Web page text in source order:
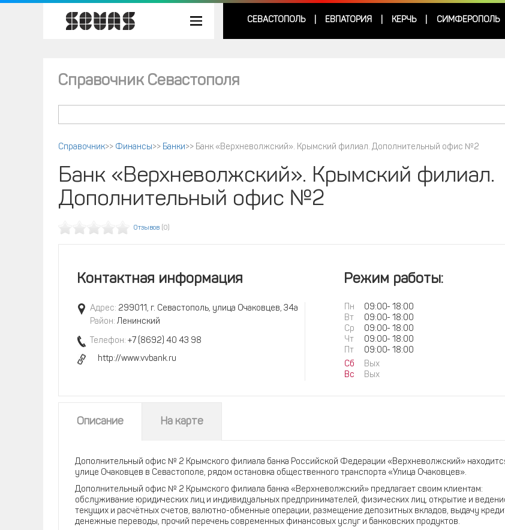
СЕВАСТОПОЛЬ ЕВПАТОРИЯ КЕРЧЬ СИМФЕРОПОЛЬ
Справочник Севастополя
Справочник>> Финансы>> Банки>> Банк «Верхневолжский». Крымский филиал. Дополнительный офис №2
Банк «Верхневолжский». Крымский филиал.
Дополнительный офис №2
Отзывов (0)
Контактная информация
Адрес: 299011, г. Севастополь, улица Очаковцев, 34а
Район: Ленинский
Телефон: +7 (8692) 40 43 98
http://www.vvbank.ru
Режим работы:
Пн 09:00- 18:00
Вт
09:00- 18:00
Ср
09:00- 18:00
Чт
09:00- 18:00
Пт
09:00- 18:00
Сб
Вых
Вс
Вых
Описание На карте
Дополнительный офис № 2 Крымского филиала банка Российской Федерации «Верхневолжский»
улице Очаковцев в Севастополе, рядом остановка общественного транспорта «Улица Очаковцев».
Дополнительный офис № 2 Крымского филиала банка «Верхневолжский» предлагает своим клиентам:
обслуживание юридических лиц и индивидуальных предпринимателей, физических лиц, открытие и
текущих и расчётных счетов, валютно-обменные операции, размещение депозитных вкладов, выдачу
денежные переводы, прочий перечень современных финансовых услуг и банковских продуктов.